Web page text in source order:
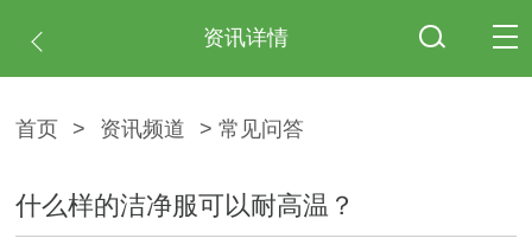
资讯详情
首页 > 资讯频道 > 常见问答
什么样的洁净服可以耐高温？